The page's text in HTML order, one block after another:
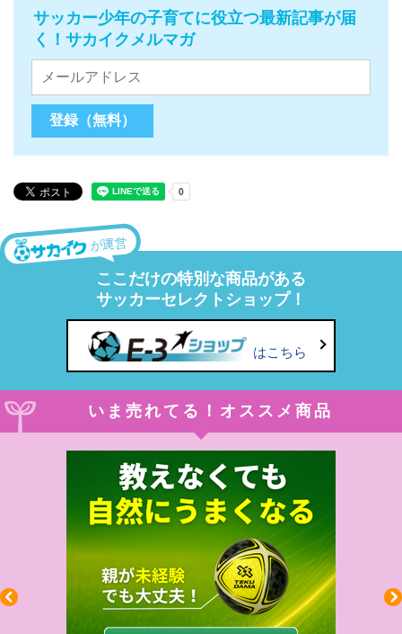
サッカー少年の子育てに役立つ最新記事が届
く！サカイクメルマガ
が運営
ここだけの特別な商品がある
サッカーセレクトショップ！
はこちら
いま売れてる！オススメ商品